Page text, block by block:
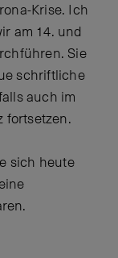
Krise. Ich
am 14. und
Sie
schriftliche
auch im
fortsetzen.
sich heute